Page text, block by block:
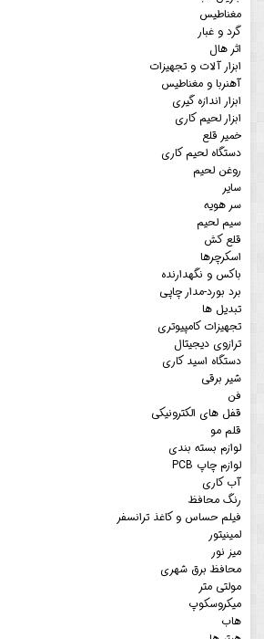
مغناطیس
گرد و غبار
اثر هال
ابزار آلات و تجهیزات
آهنربا و مغناطیس
ابزار اندازه گیری
ابزار لحیم کاری
خمیر قلع
دستگاه لحیم کاری
روغن لحیم
سایر
سر هویه
سیم لحیم
قلع کش
اسکرچرها
باکس و نگهدارنده
برد بورد-مدار چاپی
تبدیل ها
تجهیزات کامپیوتری
ترازوی دیجیتال
دستگاه اسید کاری
شیر برقی
فن
قفل های الکترونیکی
قلم مو
لوازم بسته بندی
لوازم چاپ PCB
آب کاری
رنگ محافظ
فیلم حساس و کاغذ ترانسفر
لمینیتور
میز نور
محافظ برق شهری
مولتی متر
میکروسکوپ
هاب